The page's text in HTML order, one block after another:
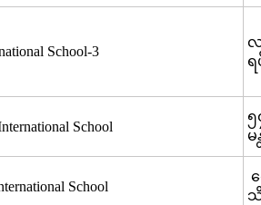
School-3
လ
ရ
School
၅
မ
School
သိ